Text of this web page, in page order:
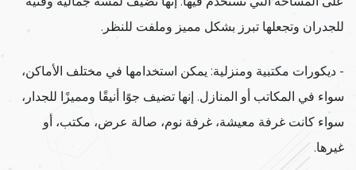
للجدران وتجعلها تبرز بشكل مميز وملفت للنظر.
- ديكورات مكتبية ومنزلية: يمكن استخدامها في مختلف الأماكن،
سواء في المكاتب أو المنازل. إنها تضيف جوًا أنيقًا ومميزًا للجدار،
سواء كانت غرفة معيشة، غرفة نوم، صالة عرض، مكتب، أو
غيرها.